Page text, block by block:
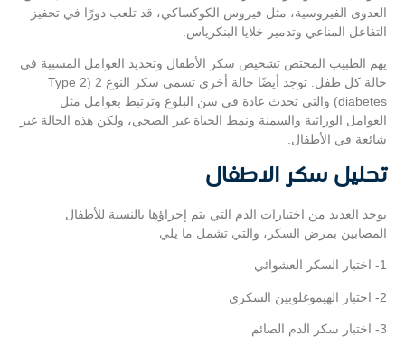
العدوى الفيروسية، مثل فيروس الكوكساكي، قد تلعب دورًا في تحفيز
التفاعل المناعي وتدمير خلايا البنكرياس.
يهم الطبيب المختص تشخيص سكر الأطفال وتحديد العوامل المسببة في
حالة كل طفل. توجد أيضًا حالة أخرى تسمى سكر النوع 2 (Type 2
diabetes) والتي تحدث عادة في سن البلوغ وترتبط بعوامل مثل
العوامل الوراثية والسمنة ونمط الحياة غير الصحي، ولكن هذه الحالة غير
شائعة في الأطفال.
تحليل سكر الاطفال
يوجد العديد من اختبارات الدم التي يتم إجراؤها بالنسبة للأطفال
المصابين بمرض السكر، والتي تشمل ما يلي
1- اختبار السكر العشوائي
2- اختبار الهيموغلوبين السكري
3- اختبار سكر الدم الصائم